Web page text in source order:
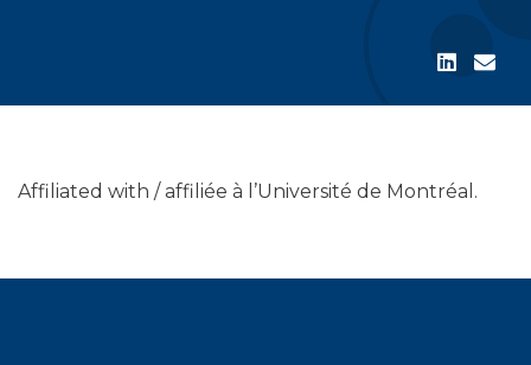
Affiliated with / affiliée à l’Université de Montréal.